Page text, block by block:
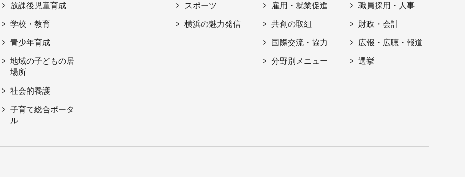
放課後児童育成
学校・教育
青少年育成
地域の子どもの居
場所
社会的養護
子育て総合ポータ
ル
スポーツ
横浜の魅力発信
雇用・就業促進
共創の取組
国際交流・協力
分野別メニュー
職員採用・人事
財政・会計
広報・広聴・報道
選挙